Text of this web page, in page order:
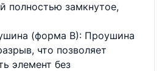
полностью замкнутое,
(форма В): Проушина
что позволяет
элемент без